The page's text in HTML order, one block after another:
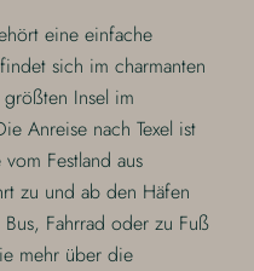
eine einfache
sich im charmanten
Insel im
Anreise nach Texel ist
Festland aus
zu und ab den Häfen
Fahrrad oder zu Fuß
mehr über die